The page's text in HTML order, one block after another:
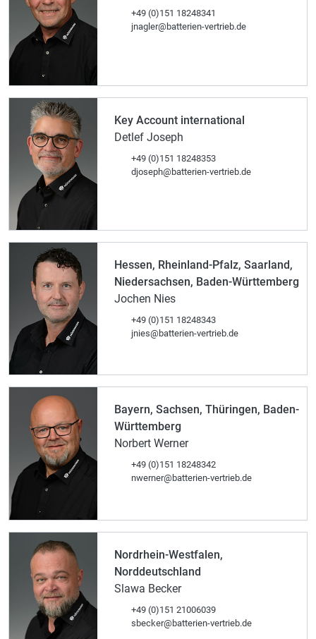
+49 (0)151 18248341
jnagler@batterien-vertrieb.de
Key Account international
Detlef Joseph
+49 (0)151 18248353
djoseph@batterien-vertrieb.de
Hessen, Rheinland-Pfalz, Saarland,
Niedersachsen, Baden-Württemberg
Jochen Nies
+49 (0)151 18248343
jnies@batterien-vertrieb.de
Bayern, Sachsen, Thüringen, Baden-
Württemberg
Norbert Werner
+49 (0)151 18248342
nwerner@batterien-vertrieb.de
Nordrhein-Westfalen,
Norddeutschland
Slawa Becker
+49 (0)151 21006039
sbecker@batterien-vertrieb.de